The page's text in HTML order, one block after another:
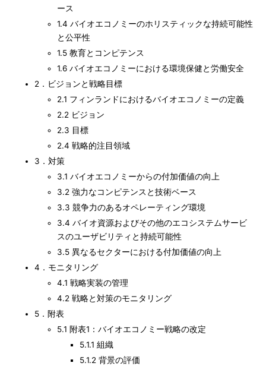
ース
1.4 バイオエコノミーのホリスティックな持続可能性
と公平性
1.5 教育とコンピテンス
1.6 バイオエコノミーにおける環境保健と労働安全
2．ビジョンと戦略目標
2.1 フィンランドにおけるバイオエコノミーの定義
2.2 ビジョン
2.3 目標
2.4 戦略的注目領域
3．対策
3.1 バイオエコノミーからの付加価値の向上
3.2 強力なコンピテンスと技術ベース
3.3 競争力のあるオペレーティング環境
3.4 バイオ資源およびその他のエコシステムサービ
スのユーザビリティと持続可能性
3.5 異なるセクターにおける付加価値の向上
4．モニタリング
4.1 戦略実装の管理
4.2 戦略と対策のモニタリング
5．附表
5.1 附表1：バイオエコノミー戦略の改定
5.1.1 組織
5.1.2 背景の評価